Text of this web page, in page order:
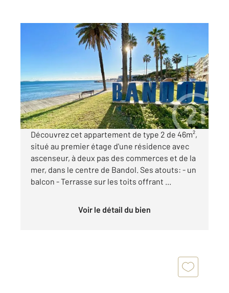
, 2 pièces
Appartement T2 à vendre
265 000 €
Visiter le site dédié
Découvrez cet appartement de type 2 de 46m²,
situé au premier étage d'une résidence avec
ascenseur, à deux pas des commerces et de la
mer, dans le centre de Bandol. Ses atouts: - un
balcon - Terrasse sur les toits offrant ...
Voir le détail du bien